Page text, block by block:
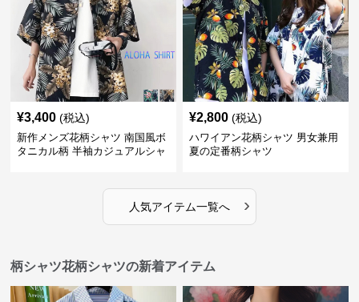
¥3,400 (税込)
新作メンズ花柄シャツ 南国風ボ
タニカル柄 半袖カジュアルシャ
¥2,800 (税込)
ハワイアン花柄シャツ 男女兼用
夏の定番柄シャツ
人気アイテム一覧へ ›
柄シャツ花柄シャツの新着アイテム